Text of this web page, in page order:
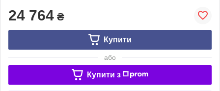
24 764 ₴
Купити
або
Купити з